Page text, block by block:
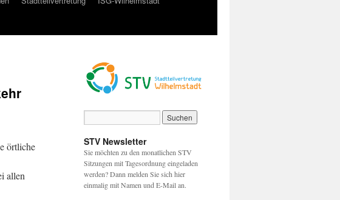
örtliche
allen
STV Newsletter
Sie möchten zu den monatlichen STV
Sitzungen mit Tagesordnung eingeladen
werden? Dann melden Sie sich hier
einmalig mit Namen und E-Mail an.